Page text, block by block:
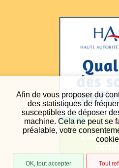
Afin de vous proposer du
des statistiques de
susceptibles de déposer
machine. Cela ne peut se
préalable, votre
OK, tout accepter Tout